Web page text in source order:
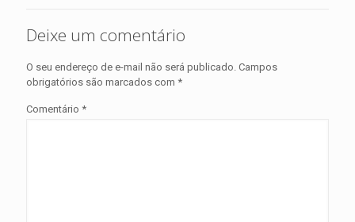
Deixe um comentário
O seu endereço de e-mail não será publicado. Campos
obrigatórios são marcados com *
Comentário *